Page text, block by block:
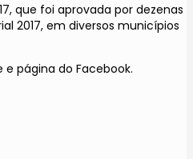
que foi aprovada por dezenas
2017, em diversos municípios
página do Facebook.